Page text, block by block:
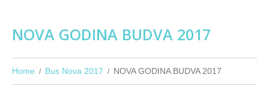
NOVA GODINA BUDVA 2017
Home Bus Nova 2017 NOVA GODINA BUDVA 2017